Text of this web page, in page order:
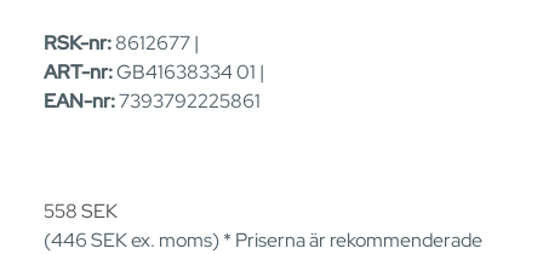
RSK-nr:8612677 |
ART-nr:GB41638334 01 |
EAN-nr:7393792225861
558SEK
(446SEKex. moms) * Priserna är rekommenderade